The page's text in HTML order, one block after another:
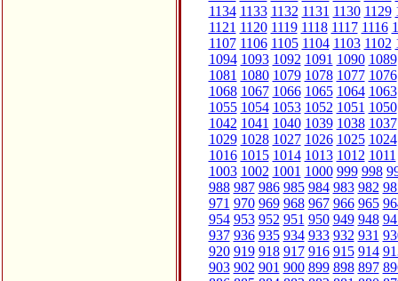
1134 1133 1132 1131 1130 1129
1121 1120 1119 1118 1117 1116
1107 1106 1105 1104 1103 1102
1094 1093 1092 1091 1090 1089
1081 1080 1079 1078 1077 1076
1068 1067 1066 1065 1064 1063
1055 1054 1053 1052 1051 1050
1042 1041 1040 1039 1038 1037
1029 1028 1027 1026 1025 1024
1016 1015 1014 1013 1012 1011
1003 1002 1001 1000 999 998
988 987 986 985 984 983 982
971 970 969 968 967 966 965
954 953 952 951 950 949 948
937 936 935 934 933 932 931
920 919 918 917 916 915 914
903 902 901 900 899 898 897